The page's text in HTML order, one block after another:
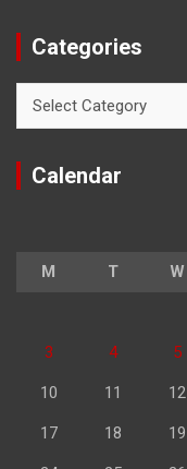
Categories
Calendar
M T W
3 4 5
10 11 12
17 18 19